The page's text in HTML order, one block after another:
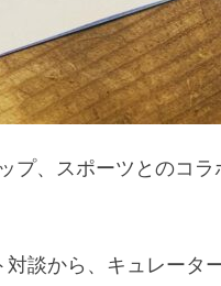
プ、スポーツとのコ
談から、キュレータ